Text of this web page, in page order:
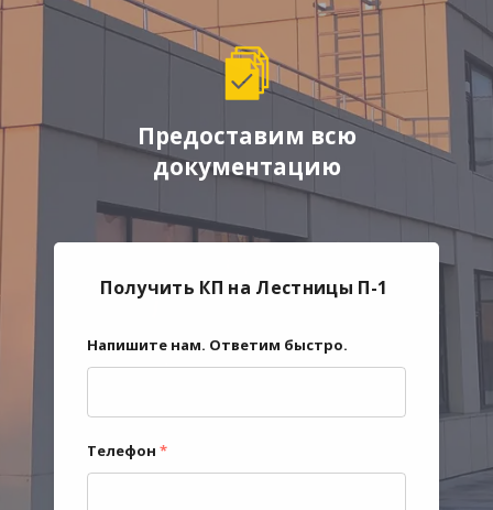
Предоставим всю
документацию
Получить КП на Лестницы П-1
Напишите нам. Ответим быстро.
Телефон *